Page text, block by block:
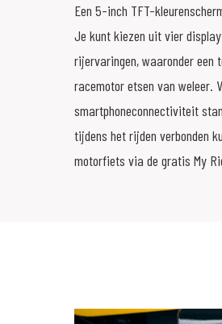
Een 5-inch TFT-
Je kunt kiezen uit vier
rijervaringen, waaronder een
racemotor etsen van weleer.
smartphoneconnectiviteit
tijdens het rijden verbonden
motorfiets via de gratis My